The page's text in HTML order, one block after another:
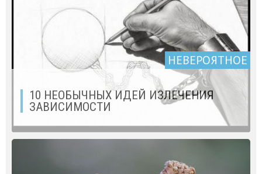
НЕВЕРОЯТНОЕ
10 НЕОБЫЧНЫХ ИДЕЙ ИЗЛЕЧЕНИЯ
ЗАВИСИМОСТИ